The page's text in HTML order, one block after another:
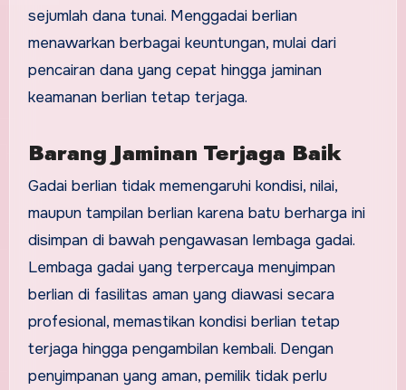
sejumlah dana tunai. Menggadai berlian
menawarkan berbagai keuntungan, mulai dari
pencairan dana yang cepat hingga jaminan
keamanan berlian tetap terjaga.
Barang Jaminan Terjaga Baik
Gadai berlian tidak memengaruhi kondisi, nilai,
maupun tampilan berlian karena batu berharga ini
disimpan di bawah pengawasan lembaga gadai.
Lembaga gadai yang terpercaya menyimpan
berlian di fasilitas aman yang diawasi secara
profesional, memastikan kondisi berlian tetap
terjaga hingga pengambilan kembali. Dengan
penyimpanan yang aman, pemilik tidak perlu